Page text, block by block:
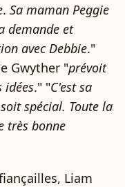
. Sa maman Peggie
demande et
avec Debbie."
Gwyther "prévoit
idées." "C'est sa
spécial. Toute la
très bonne
Liam